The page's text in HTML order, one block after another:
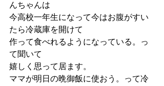
んちゃんは
今高校一年生になって今はお腹がすい
たら冷蔵庫を開けて
作って食べれるようになっている。っ
て聞いて
嬉しく思って居ます。
ママが明日の晩御飯に使おう。って冷